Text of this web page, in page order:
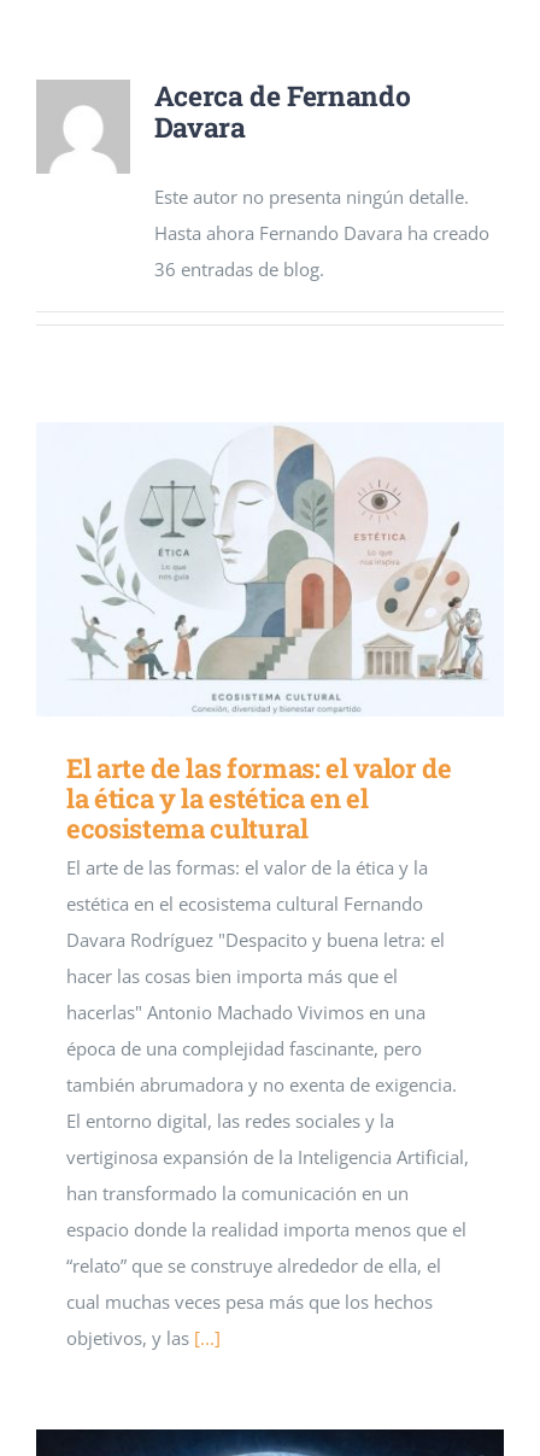
Acerca deFernando
Davara
Este autor no presenta ningún detalle.
Hasta ahora Fernando Davara ha creado
36 entradas de blog.
El arte de las formas: el valor de
la ética y la estética en el
ecosistema cultural
El arte de las formas: el valor de la ética y la
estética en el ecosistema cultural Fernando
Davara Rodríguez "Despacito y buena letra: el
hacer las cosas bien importa más que el
hacerlas" Antonio Machado Vivimos en una
época de una complejidad fascinante, pero
también abrumadora y no exenta de exigencia.
El entorno digital, las redes sociales y la
vertiginosa expansión de la Inteligencia Artificial,
han transformado la comunicación en un
espacio donde la realidad importa menos que el
“relato” que se construye alrededor de ella, el
cual muchas veces pesa más que los hechos
objetivos, y las [...]